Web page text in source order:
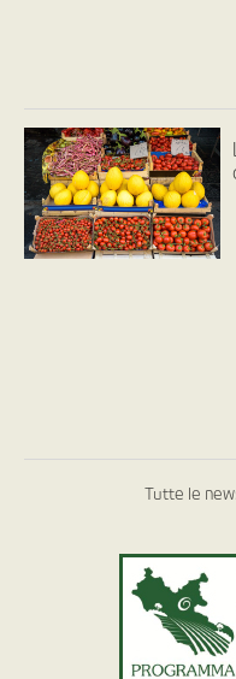
Tutte le